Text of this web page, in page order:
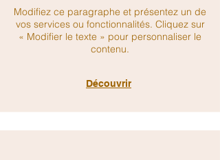
Modifiez ce paragraphe et présentez un de
vos services ou fonctionnalités. Cliquez sur
« Modifier le texte » pour personnaliser le
contenu.
Découvrir